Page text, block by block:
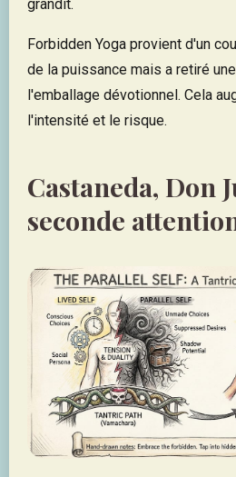
grandit.
Forbidden Yoga provient d'un
de la puissance mais a retiré
l'emballage dévotionnel. Cela
l'intensité et le risque.
Castaneda, Don
seconde